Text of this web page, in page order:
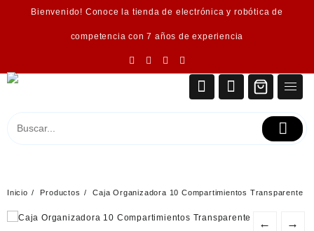
Bienvenido! Conoce la tienda de electrónica y robótica de
competencia con 7 años de experiencia
Inicio Productos Caja Organizadora 10 Compartimientos Transparente
← →